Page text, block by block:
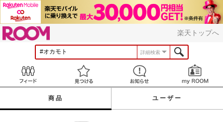
楽天トップへ
詳細検索
見つける お知らせ
商品 ユーザー